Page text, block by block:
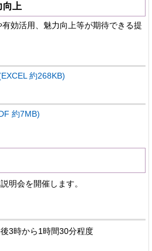
向上
効活用、魅力向上等が期待できる提
約268KB)
約7MB)
明会を開催します。
3時から1時間30分程度